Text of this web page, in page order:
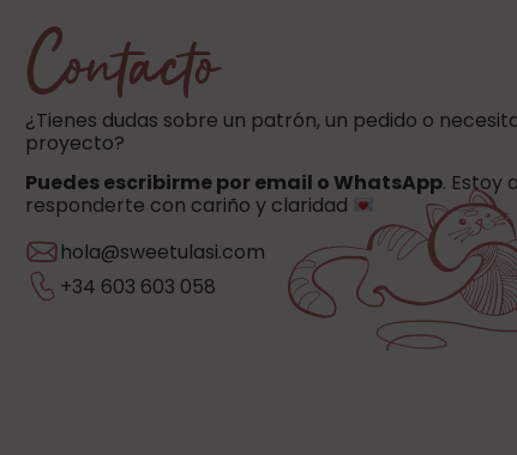
Contacto
¿Tienes dudas sobre un patrón, un pedido o
proyecto?
Puedes escribirme por email o WhatsApp. Estoy
responderte con cariño y claridad
hola@sweetulasi.com
+34 603 603 058